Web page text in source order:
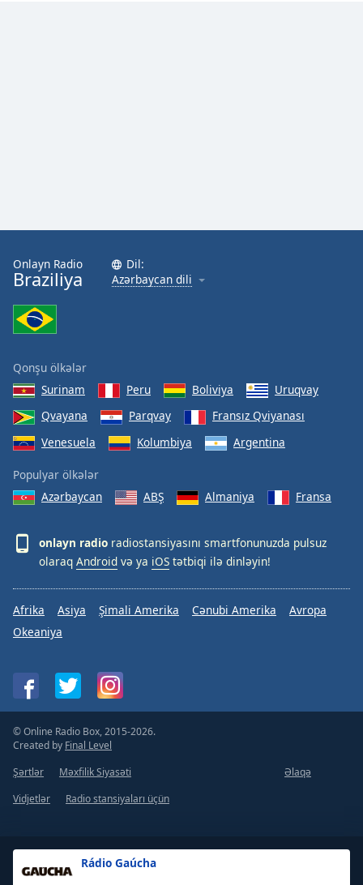
Rádio Gaúcha
Onlayn Radio
Braziliya
Dil:
Azərbaycan dili
Qonşu ölkələr
Surinam
Peru Boliviya
Uruqvay
Qvayana
Parqvay
Fransız Qviyanası
Venesuela
Kolumbiya Argentina
Populyar ölkələr
Azərbaycan
ABŞ Almaniya Fransa
onlayn radio radiostansiyasını smartfonunuzda pulsuz
olaraq Android və ya iOS tətbiqi ilə dinləyin!
Afrika Asiya Şimali Amerika Cənubi Amerika
Avropa
Okeaniya
© Online Radio Box, 2015-2026.
Created by Final Level
Şərtlər
Məxfilik Siyasəti
Əlaqə
Vidjetlər
Radio stansiyaları üçün